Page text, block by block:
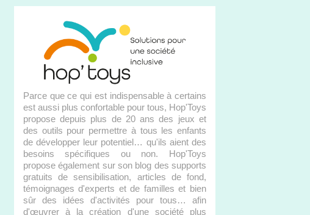
Parce que ce qui est indispensable à certains
est aussi plus confortable pour tous, Hop'Toys
propose depuis plus de 20 ans des jeux et
des outils pour permettre à tous les enfants
de développer leur potentiel… qu'ils aient des
besoins spécifiques ou non. Hop'Toys
propose également sur son blog des supports
gratuits de sensibilisation, articles de fond,
témoignages d'experts et de familles et bien
sûr des idées d'activités pour tous… afin
d'œuvrer à la création d'une société plus